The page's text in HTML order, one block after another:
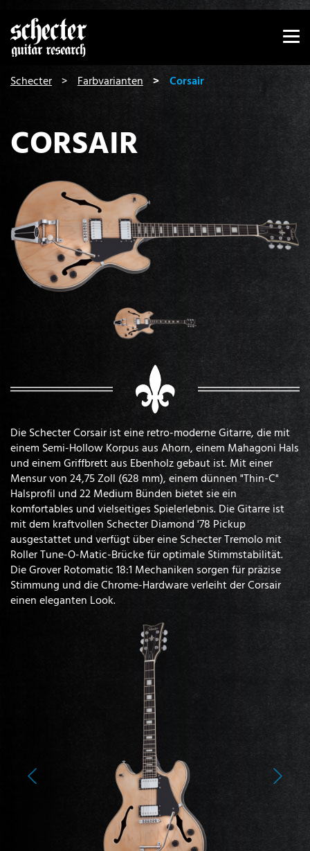
Zeige besser passende Version dieser Seite
Diese Meldung nicht mehr anzeigen
Schecter Farbvarianten Corsair
CORSAIR
Die Schecter Corsair ist eine retro-moderne Gitarre, die mit
einem Semi-Hollow Korpus aus Ahorn, einem Mahagoni Hals
und einem Griffbrett aus Ebenholz gebaut ist. Mit einer
Mensur von 24,75 Zoll (628 mm), einem dünnen "Thin-C"
Halsprofil und 22 Medium Bünden bietet sie ein
komfortables und vielseitiges Spielerlebnis. Die Gitarre ist
mit dem kraftvollen Schecter Diamond '78 Pickup
ausgestattet und verfügt über eine Schecter Tremolo mit
Roller Tune-O-Matic-Brücke für optimale Stimmstabilität.
Die Grover Rotomatic 18:1 Mechaniken sorgen für präzise
Stimmung und die Chrome-Hardware verleiht der Corsair
einen eleganten Look.
Previous Next